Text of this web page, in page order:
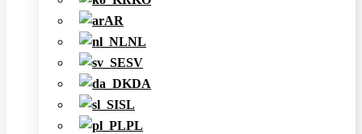
AR
NL
SV
DA
SL
PL